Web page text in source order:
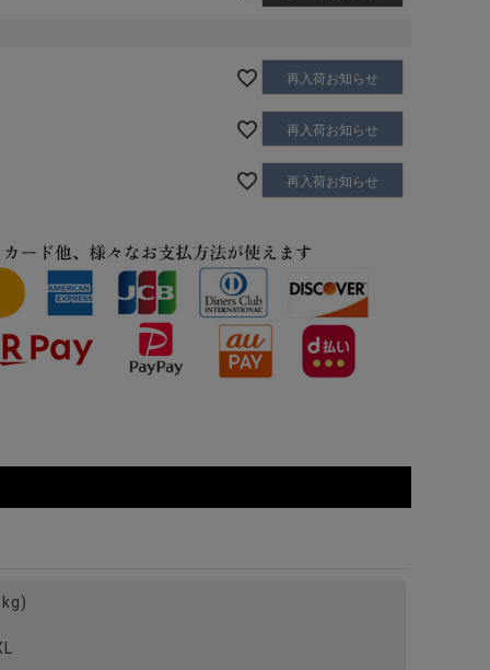
再入荷お知らせ
再入荷お知らせ
再入荷お知らせ